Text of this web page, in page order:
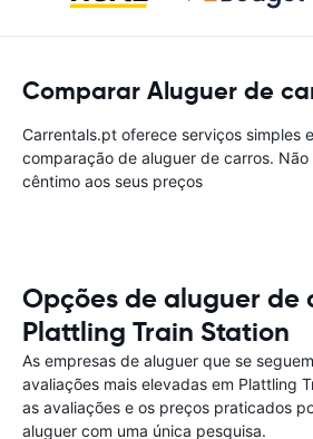
Comparar Aluguer de
Carrentals.pt oferece serviços simples
comparação de aluguer de carros. Não
cêntimo aos seus preços
Opções de aluguer de
Plattling Train Station
As empresas de aluguer que se
avaliações mais elevadas em Plattling
as avaliações e os preços praticados
aluguer com uma única pesquisa.